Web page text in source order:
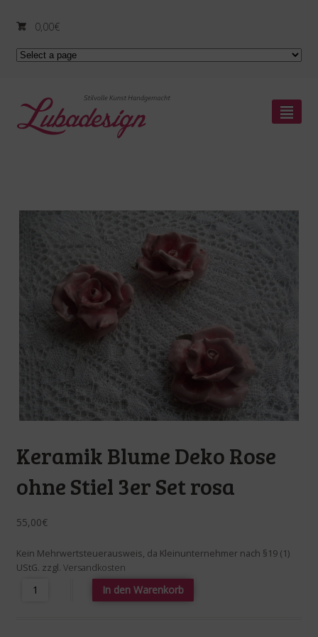
0,00€
²
Keramik Blume Deko Rose
ohne Stiel 3er Set rosa
55,00€
Kein Mehrwertsteuerausweis, da Kleinunternehmer nach §19 (1)
UStG. zzgl. Versandkosten
Keramik Blume Deko Rose ohne Stiel 3er Set rosa Menge
In den Warenkorb